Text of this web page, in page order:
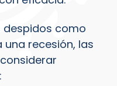
despidos como
recesión, las